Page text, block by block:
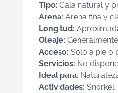
Tipo: Cala natural y
Arena: Arena fina y
Longitud:
Oleaje:
Acceso: Solo a pie o
Servicios: No
Ideal para:
Actividades: